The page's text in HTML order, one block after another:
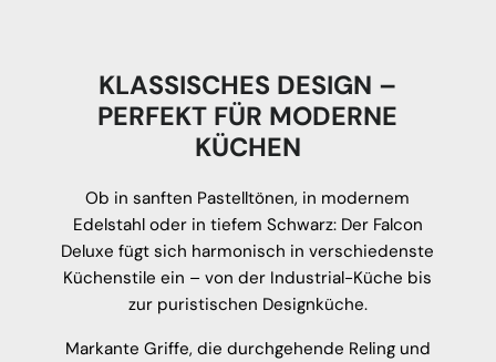
KLASSISCHES DESIGN –
PERFEKT FÜR MODERNE
KÜCHEN
Ob in sanften Pastelltönen, in modernem
Edelstahl oder in tiefem Schwarz: Der Falcon
Deluxe fügt sich harmonisch in verschiedenste
Küchenstile ein – von der Industrial-Küche bis
zur puristischen Designküche.
Markante Griffe, die durchgehende Reling und